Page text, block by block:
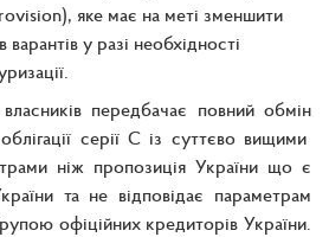
яке має на меті зменшити
у разі необхідності
передбачає повний обмін
серії C із суттєво вищими
ніж пропозиція України що є
та не відповідає параметрам
офіційних кредиторів України.